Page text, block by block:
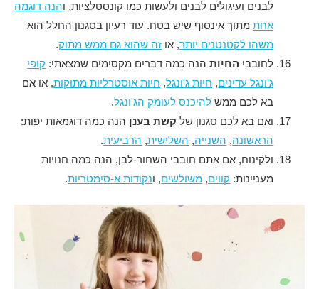
לבנים ועיגולים לבנים ולעשות כמו קונסטלציות, והנה דוגמה
אחתמתוך אינסוף שיש בטח. עוד רעיון בסגנון החלל הוא
משהו לקטנטנים יותר, או זה שהוא גם ממש מתוק.
לחובבי החיות הנה כמה דברים מקסימים שמצאתי: קופי
ג'ונגל עדינים, חיות ג'ונגל, חיות אוסטרליות מתוקות, או אם
בא לכם ממש להיכנס לעומק הג'ונגל.
ואם בא לכם סגנון של קשת בענן הנה כמה דוגמאות יפות:
הראשונה, השנייה, השלישית, הרביעית.
ולקינוח, אם אתם חובבי השחור-לבן, הנה כמה חנויות
מעניינות: קווים, משולשים, ונקודות א-סימטריות.